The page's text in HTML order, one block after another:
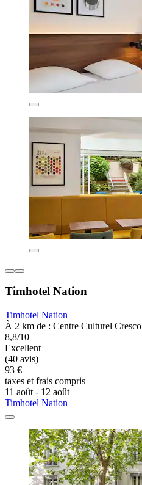
Timhotel Nation
Timhotel Nation
À 2 km de : Centre Culturel Cresco
8,8/10
Excellent
(40 avis)
93 €
taxes et frais compris
11 août - 12 août
Timhotel Nation